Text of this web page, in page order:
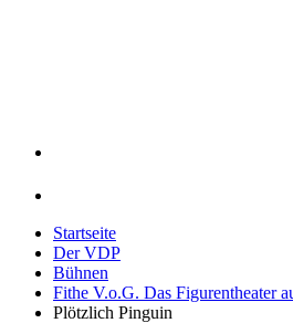
Startseite
Der VDP
Bühnen
Fithe V.o.G. Das Figurentheater
Plötzlich Pinguin